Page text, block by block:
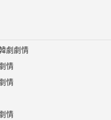
劇劇情
情
情
情